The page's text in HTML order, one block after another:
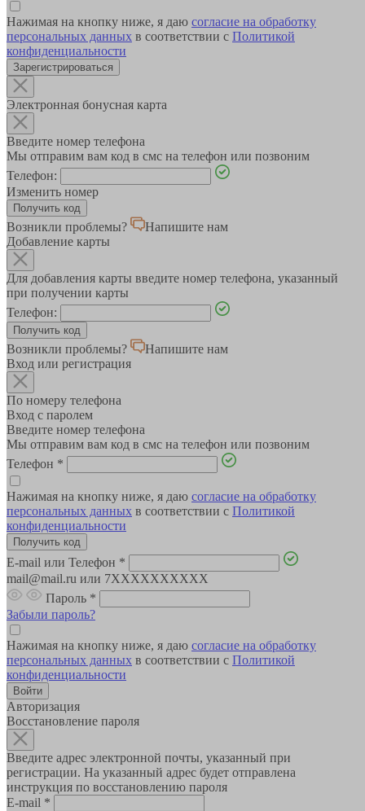
Нажимая на кнопку ниже, я даю согласие на обработку
персональных данных в соответствии с Политикой
конфиденциальности
Зарегистрироваться
Электронная бонусная карта
Введите номер телефона
Мы отправим вам код в смс на телефон или позвоним
Телефон:
Изменить номер
Возникли проблемы?
Напишите нам
Добавление карты
Для добавления карты введите номер телефона, указанный
при получении карты
Телефон:
Возникли проблемы?
Напишите нам
Вход или регистрация
По номеру телефона
Вход с паролем
Введите номер телефона
Мы отправим вам код в смс на телефон или позвоним
Телефон *
Нажимая на кнопку ниже, я даю согласие на обработку
персональных данных в соответствии с Политикой
конфиденциальности
E-mail или Телефон *
mail@mail.ru или 7XXXXXXXXXX
Пароль *
Забыли пароль?
Нажимая на кнопку ниже, я даю согласие на обработку
персональных данных в соответствии с Политикой
конфиденциальности
Авторизация
Восстановление пароля
Введите адрес электронной почты, указанный при
регистрации. На указанный адрес будет отправлена
инструкция по восстановлению пароля
E-mail *